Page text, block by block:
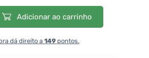
Adicionar ao carrinho
dá direito a149 pontos.